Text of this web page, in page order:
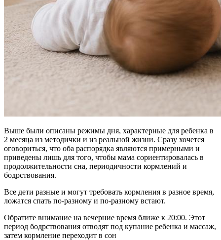
Выше были описаны режимы дня, характерные для ребенка в
2 месяца из методички и из реальной жизни. Сразу хочется
оговориться, что оба распорядка являются примерными и
приведены лишь для того, чтобы мама сориентировалась в
продолжительности сна, периодичности кормлений и
бодрствования.
Все дети разные и могут требовать кормления в разное время,
ложатся спать по-разному и по-разному встают.
Обратите внимание на вечерние время ближе к 20:00. Этот
период бодрствования отводят под купание ребенка и массаж,
затем кормление переходит в сон